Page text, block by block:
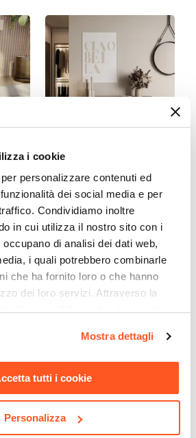
i cookie
personalizzare contenuti ed
dei social media e per
Condividiamo inoltre
in cui utilizza il nostro sito con i
di analisi dei dati web,
i quali potrebbero combinarle
che ha fornito loro o che hanno
dei loro servizi. Attraverso la
informazioni si invita a leggere la
Mostra dettagli
tutti i cookie
Personalizza
Madia 150x80h cm
cashmere cannettato 3 ante
e gambe in metallo nero
con angoli stondati - Niclas